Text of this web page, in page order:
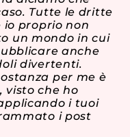
Tutte le dritte
io proprio non
un mondo in cui
anche
divertenti.
per me è
visto che ho
i tuoi
i post